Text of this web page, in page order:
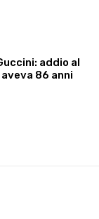
addio al
86 anni